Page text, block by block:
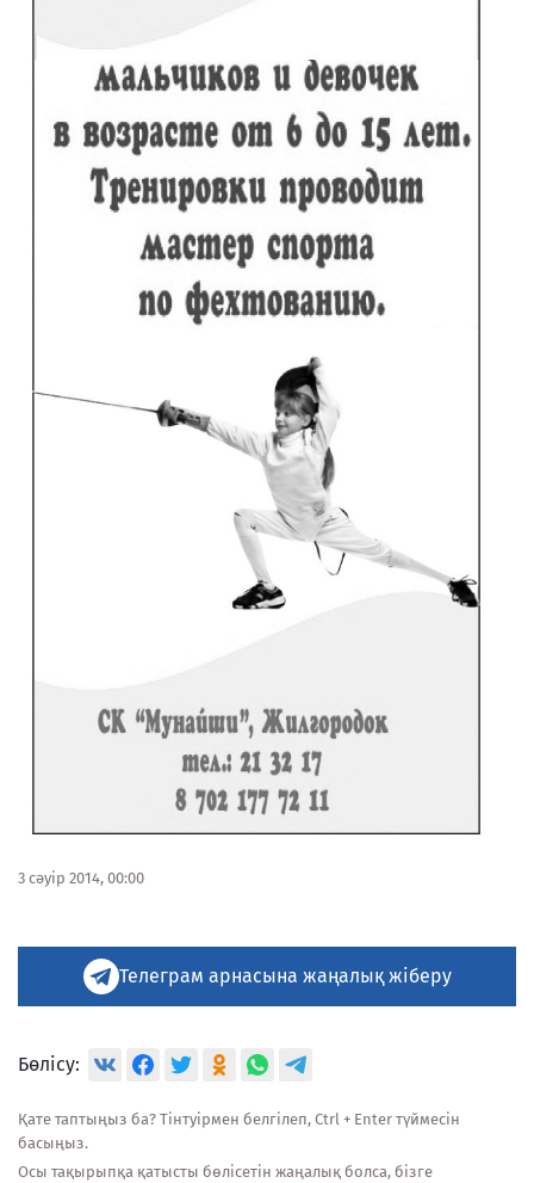
3 сәуір 2014, 00:00
Телеграм арнасына жаңалық жіберу
Бөлісу:
Қате таптыңыз ба? Тінтуірмен белгілеп, Ctrl + Enter түймесін
басыңыз.
Осы тақырыпқа қатысты бөлісетін жаңалық болса, бізге